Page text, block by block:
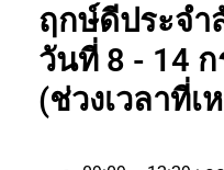
ฤกษ์ดีประจ
วันที่ 8 - 14
(ช่วงเวลาที่เ